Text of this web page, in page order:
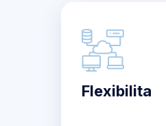
Flexibilita